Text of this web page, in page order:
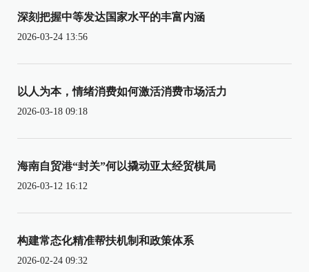
深刻把握中等发达国家水平的丰富内涵
2026-03-24 13:56
以人为本，情绪消费如何激活消费市场活力
2026-03-18 09:18
海南自贸港“封关”何以撬动亚太经贸棋局
2026-03-12 16:12
构建常态化精准帮扶机制和政策体系
2026-02-24 09:32